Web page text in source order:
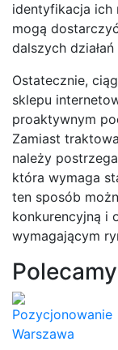
identyfikacja ich
mogą
dalszych
Ostatecznie,
sklepu
proaktywnym
Zamiast
należy
która wymaga
ten sposób
konkurencyjną i
wymagającym
Polecamy